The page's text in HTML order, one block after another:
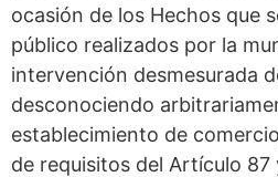
ocasión de los Hechos que
público realizados por la
intervención desmesurada
desconociendo
establecimiento de
de requisitos del Artículo 87